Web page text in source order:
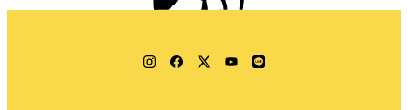
Instagram
Facebook
TwitterYouTube
LINE